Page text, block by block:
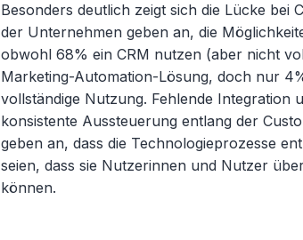
Besonders deutlich zeigt sich die Lücke bei
der Unternehmen geben an, die
obwohl 68% ein CRM nutzen (aber nicht
Marketing-Automation-Lösung, doch nur
vollständige Nutzung. Fehlende Integration
konsistente Aussteuerung entlang der
geben an, dass die Technologieprozesse
seien, dass sie Nutzerinnen und Nutzer
können.